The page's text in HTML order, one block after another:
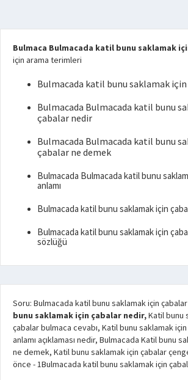
Bulmaca Bulmacada katil bunu saklamak
için arama terimleri
Bulmacada katil bunu saklamak
Bulmacada Bulmacada katil bunu
çabalar nedir
Bulmacada Bulmacada katil bunu
çabalar ne demek
Bulmacada Bulmacada katil bunu
anlamı
Bulmacada katil bunu saklamak için
Bulmacada katil bunu saklamak için
sözlüğü
Soru: Bulmacada katil bunu saklamak için çabalar
bunu saklamak için çabalar nedir,Katil bunu
çabalar bulmaca cevabı, Katil bunu saklamak
anlamı açıklaması nedir, Bulmacada Katil bunu
ne demek, Katil bunu saklamak için çabalar
önce -1Bulmacada katil bunu saklamak için